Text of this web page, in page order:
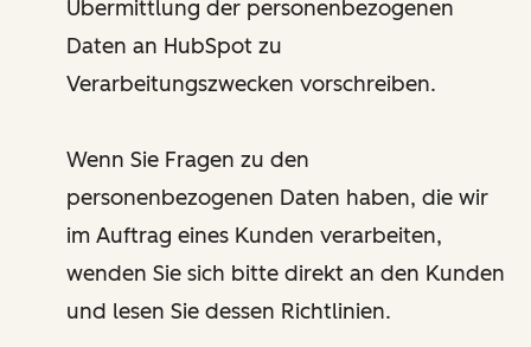
Übermittlung der personenbezogenen
Daten an HubSpot zu
Verarbeitungszwecken vorschreiben.
Wenn Sie Fragen zu den
personenbezogenen Daten haben, die wir
im Auftrag eines Kunden verarbeiten,
wenden Sie sich bitte direkt an den Kunden
und lesen Sie dessen Richtlinien.